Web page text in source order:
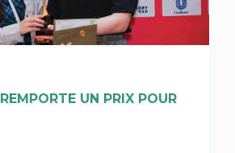
REMPORTE UN PRIX POUR